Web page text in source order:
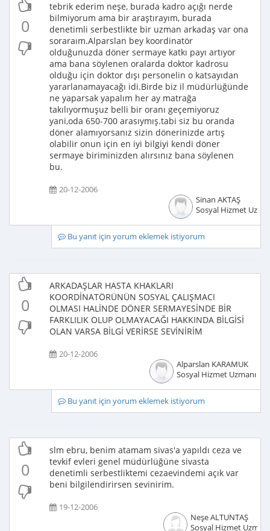
0
tebrik ederim neşe, burada kadro açığı nerde
bilmiyorum ama bir araştırayım, burada
denetimli serbestlikte bir uzman arkadaş var ona
soraraım.Alparslan bey koordinatör
olduğunuzda döner sermaye katkı payı artıyor
ama bana söylenen oralarda doktor kadrosu
olduğu için doktor dışı personelin o katsayıdan
yararlanamayacağı idi.Birde biz il müdürlüğünde
ne yaparsak yapalım her ay matrağa
takılıyormuşuz belli bir oranı geçemiyoruz
yani,oda 650-700 arasıymış.tabi siz bu oranda
döner alamıyorsanız sizin dönerinizde artış
olabilir onun için en iyi bilgiyi kendi döner
sermaye biriminizden alırsınız bana söylenen
bu.
20-12-2006
Sinan AKTAŞ
Sosyal Hizmet
Bu yanıt için yorum eklemek istiyorum
0
ARKADAŞLAR HASTA KHAKLARI
KOORDİNATÖRÜNÜN SOSYAL ÇALIŞMACI
OLMASI HALİNDE DÖNER SERMAYESİNDE BİR
FARKLILIK OLUP OLMAYACAĞI HAKKINDA BİLGİSİ
OLAN VARSA BİLGİ VERİRSE SEVİNİRİM
20-12-2006
Alparslan KARAMUK
Sosyal Hizmet Uzmanı
Bu yanıt için yorum eklemek istiyorum
0
slm ebru, benim atamam sivas'a yapıldı ceza ve
tevkif evleri genel müdürlüğüne sivasta
denetimli serbestliktemi cezaevindemi açık var
beni bilgilendirirsen sevinirim.
19-12-2006
Neşe ALTUNTAŞ
Sosyal Hizmet Uzmanı